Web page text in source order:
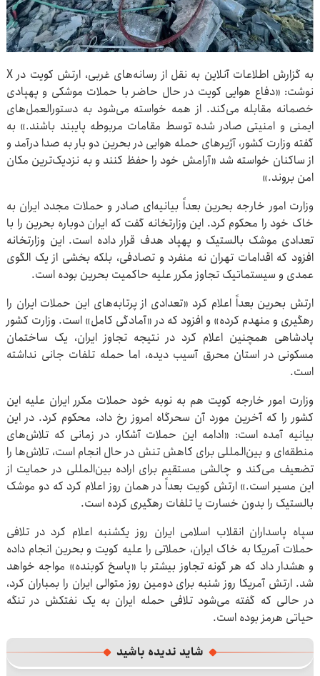
به گزارش اطلاعات آنلاین به نقل از رسانه‌های غربی، ارتش کویت در X
نوشت: «دفاع هوایی کویت در حال حاضر با حملات موشکی و پهپادی
خصمانه مقابله می‌کند. از همه خواسته می‌شود به دستورالعمل‌های
ایمنی و امنیتی صادر شده توسط مقامات مربوطه پایبند باشند.» به
گفته وزارت کشور، آژیرهای حمله هوایی در بحرین دو بار به صدا درآمد و
از ساکنان خواسته شد «آرامش خود را حفظ کنند و به نزدیک‌ترین مکان
امن بروند.»
وزارت امور خارجه بحرین بعداً بیانیه‌ای صادر و حملات مجدد ایران به
خاک خود را محکوم کرد. این وزارتخانه گفت که ایران دوباره بحرین را با
تعدادی موشک بالستیک و پهپاد هدف قرار داده است. این وزارتخانه
افزود که اقدامات تهران نه منفرد و تصادفی، بلکه بخشی از یک الگوی
عمدی و سیستماتیک تجاوز مکرر علیه حاکمیت بحرین بوده است.
ارتش بحرین بعداً اعلام کرد «تعدادی از پرتابه‌های این حملات ایران را
رهگیری و منهدم کرده» و افزود که در «آمادگی کامل» است. وزارت کشور
پادشاهی همچنین اعلام کرد در نتیجه تجاوز ایران، یک ساختمان
مسکونی در استان محرق آسیب دیده، اما حمله تلفات جانی نداشته
است.
وزارت امور خارجه کویت هم به نوبه خود حملات مکرر ایران علیه این
کشور را که آخرین مورد آن سحرگاه امروز رخ داد، محکوم کرد. در این
بیانیه آمده است: «ادامه این حملات آشکار، در زمانی که تلاش‌های
منطقه‌ای و بین‌المللی برای کاهش تنش در حال انجام است، تلاش‌ها را
تضعیف می‌کند و چالشی مستقیم برای اراده بین‌المللی در حمایت از
این مسیر است.» ارتش کویت بعداً در همان روز اعلام کرد که دو موشک
بالستیک را بدون خسارت یا تلفات رهگیری کرده است.
سپاه پاسداران انقلاب اسلامی ایران روز یکشنبه اعلام کرد در تلافی
حملات آمریکا به خاک ایران، حملاتی را علیه کویت و بحرین انجام داده
و هشدار داد که هر گونه تجاوز بیشتر با «پاسخ کوبنده‌» مواجه خواهد
شد. ارتش آمریکا روز شنبه برای دومین روز متوالی ایران را بمباران کرد،
در حالی که گفته می‌شود تلافی حمله ایران به یک نفتکش در تنگه
حیاتی هرمز بوده است.
شاید ندیده باشید